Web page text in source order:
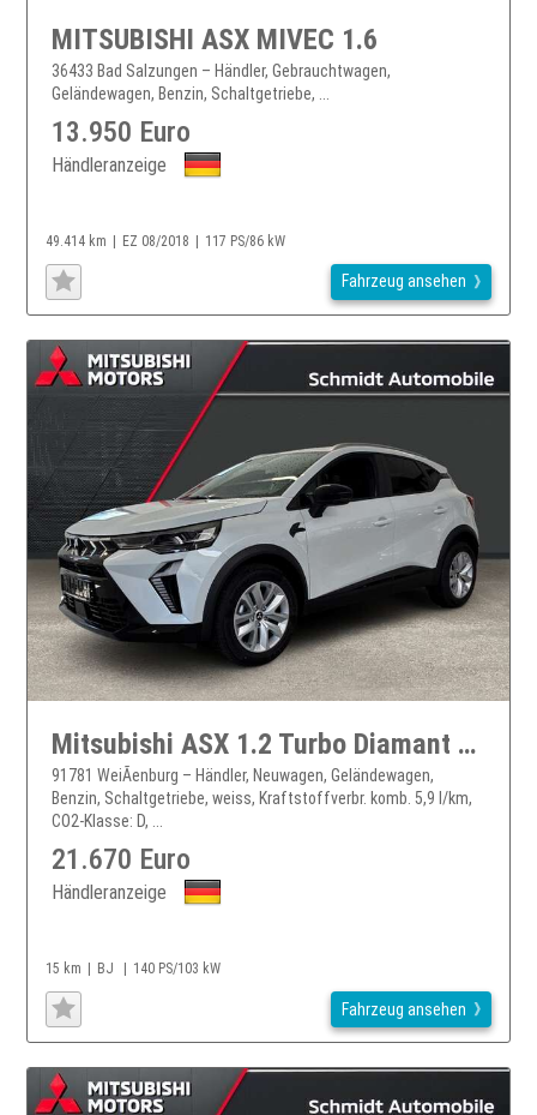
MITSUBISHI ASX MIVEC 1.6
36433 Bad Salzungen – Händler, Gebrauchtwagen,
Geländewagen, Benzin, Schaltgetriebe, ...
13.950 Euro
Händleranzeige
49.414 km EZ 08/2018 117 PS/86 kW
Fahrzeug ansehen
Mitsubishi ASX 1.2 Turbo Diamant PLUS Bi-LED PDC Kamera Shz
91781 WeiÃenburg – Händler, Neuwagen, Geländewagen,
Benzin, Schaltgetriebe, weiss, Kraftstoffverbr. komb. 5,9 l/km,
CO2-Klasse: D, ...
21.670 Euro
Händleranzeige
15 km BJ 140 PS/103 kW
Fahrzeug ansehen